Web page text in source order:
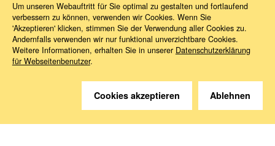
News 2026 06 Kommunalabwasserrichtlinie (KARL)
Sie haben Fragen?
Um unseren Webauftritt für Sie optimal zu gestalten und fortlaufend
verbessern zu können, verwenden wir Cookies. Wenn Sie
'Akzeptieren' klicken, stimmen Sie der Verwendung aller Cookies zu.
Andernfalls verwenden wir nur funktional unverzichtbare Cookies.
Weitere Informationen, erhalten Sie in unserer Datenschutzerklärung
für Webseitenbenutzer.
Cookies akzeptieren Ablehnen